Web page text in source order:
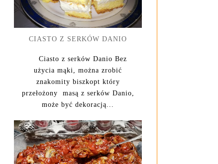
CIASTO Z SERKÓW DANIO
Ciasto z serków Danio Bez
użycia mąki, można zrobić
znakomity biszkopt który
przełożony masą z serków Danio,
może być dekoracją...